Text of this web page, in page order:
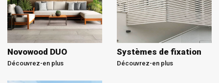
Novowood DUO
Découvrez-en plus
Systèmes de fixation
Découvrez-en plus